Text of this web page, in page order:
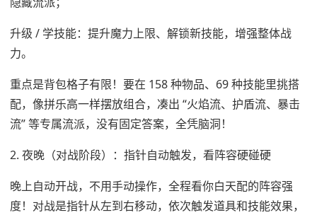
升级 / 学技能：提升魔力上限、解锁新技能，增强整体战
力。
重点是背包格子有限！要在 158 种物品、69 种技能里挑搭
配，像拼乐高一样摆放组合，凑出 “火焰流、护盾流、暴击
流” 等专属流派，没有固定答案，全凭脑洞！
2. 夜晚（对战阶段）：指针自动触发，看阵容硬碰硬
晚上自动开战，不用手动操作，全程看你白天配的阵容强
度！对战是指针从左到右移动，依次触发道具和技能效果，